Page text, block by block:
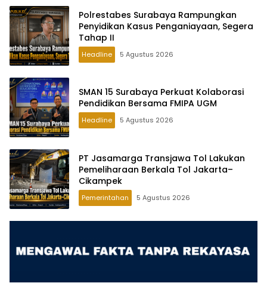
Polrestabes Surabaya Rampungkan
Penyidikan Kasus Penganiayaan, Segera
Tahap II
Headline 5 Agustus 2026
SMAN 15 Surabaya Perkuat Kolaborasi
Pendidikan Bersama FMIPA UGM
Headline 5 Agustus 2026
PT Jasamarga Transjawa Tol Lakukan
Pemeliharaan Berkala Tol Jakarta–
Cikampek
Pemerintahan 5 Agustus 2026